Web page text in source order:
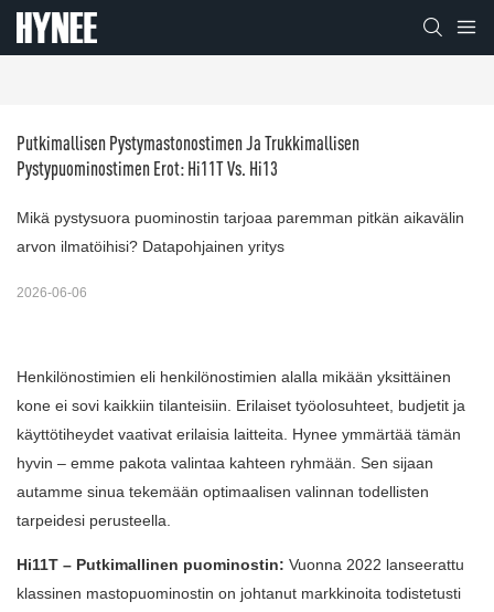
Putkimallisen Pystymastonostimen Ja Trukkimallisen
Pystypuominostimen Erot: Hi11T Vs. Hi13
Mikä pystysuora puominostin tarjoaa paremman pitkän aikavälin
arvon ilmatöihisi? Datapohjainen yritys
2026-06-06
Henkilönostimien eli henkilönostimien alalla mikään yksittäinen
kone ei sovi kaikkiin tilanteisiin. Erilaiset työolosuhteet, budjetit ja
käyttötiheydet vaativat erilaisia ​​laitteita. Hynee ymmärtää tämän
hyvin – emme pakota valintaa kahteen ryhmään. Sen sijaan
autamme sinua tekemään optimaalisen valinnan todellisten
tarpeidesi perusteella.
Hi11T – Putkimallinen puominostin: Vuonna 2022 lanseerattu
klassinen mastopuominostin on johtanut markkinoita todistetusti